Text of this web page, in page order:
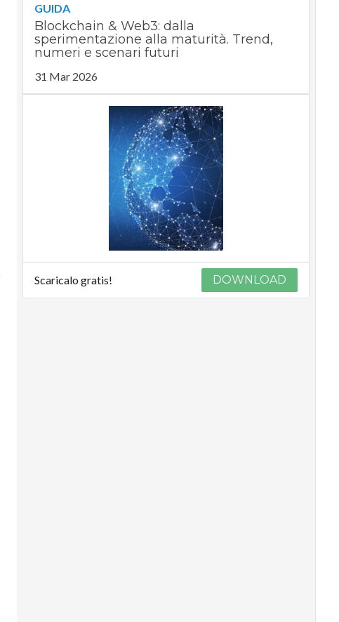
GUIDA
Blockchain & Web3: dalla
sperimentazione alla maturità. Trend,
numeri e scenari futuri
31 Mar 2026
Scaricalo gratis! DOWNLOAD